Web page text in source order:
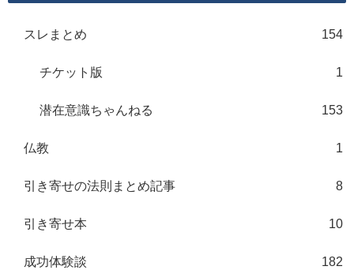
スレまとめ 154
チケット版 1
潜在意識ちゃんねる 153
仏教 1
引き寄せの法則まとめ記事 8
引き寄せ本 10
成功体験談 182